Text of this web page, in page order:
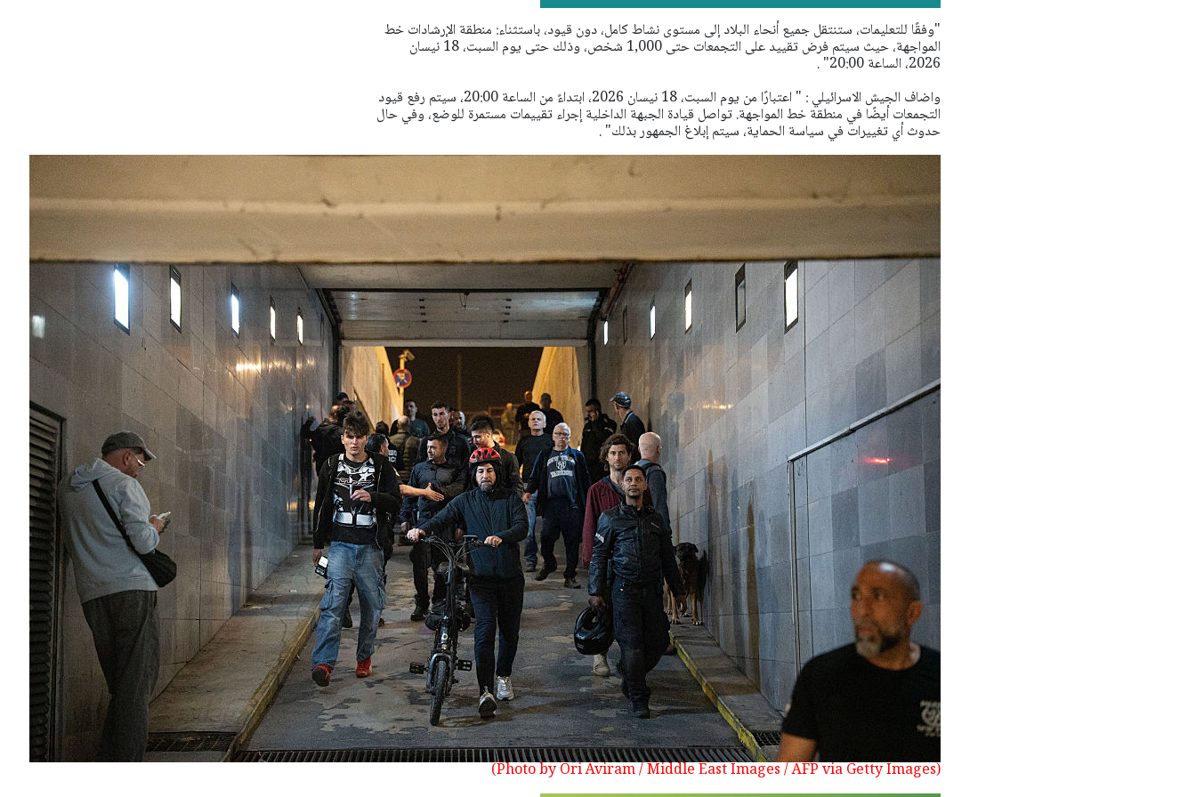
"وفقًا للتعليمات، ستنتقل جميع أنحاء البلاد إلى مستوى نشاط كامل، دون قيود، باستثناء: منطقة الإرشادات خط
المواجهة، حيث سيتم فرض تقييد على التجمعات حتى 1,000 شخص، وذلك حتى يوم السبت، 18 نيسان
2026، الساعة 20:00" .
واضاف الجيش الاسرائيلي : " اعتبارًا من يوم السبت، 18 نيسان 2026، ابتداءً من الساعة 20:00، سيتم رفع قيود
التجمعات أيضًا في منطقة خط المواجهة.تواصل قيادة الجبهة الداخلية إجراء تقييمات مستمرة للوضع، وفي حال
حدوث أي تغييرات في سياسة الحماية، سيتم إبلاغ الجمهور بذلك" .
(Photo by Ori Aviram / Middle East Images / AFP via Getty Images)